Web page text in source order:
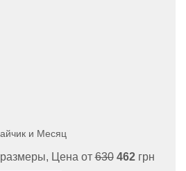
и Месяц
Цена от630 462грн